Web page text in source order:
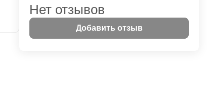
Нет отзывов
Добавить отзыв